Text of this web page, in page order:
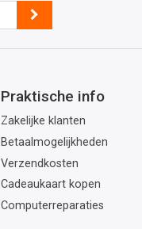
Praktische info
Zakelijke klanten
Betaalmogelijkheden
Verzendkosten
Cadeaukaart kopen
Computerreparaties